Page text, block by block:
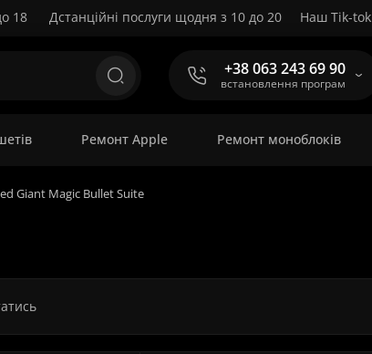
18 Дстанційні послуги щодня з 10 до 20 Наш Tik-tok
+38 063 243 69 90
встановлення програм
Ремонт Apple Ремонт моноблоків
Giant Magic Bullet Suite